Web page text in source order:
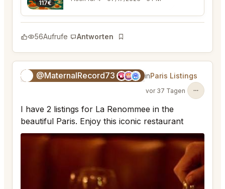
117€
56Aufrufe Antworten
Lesezeichen
@MaternalRecord73 inParis Listings
vor 37 Tagen
I have 2 listings for La Renommee in the
beautiful Paris. Enjoy this iconic restaurant